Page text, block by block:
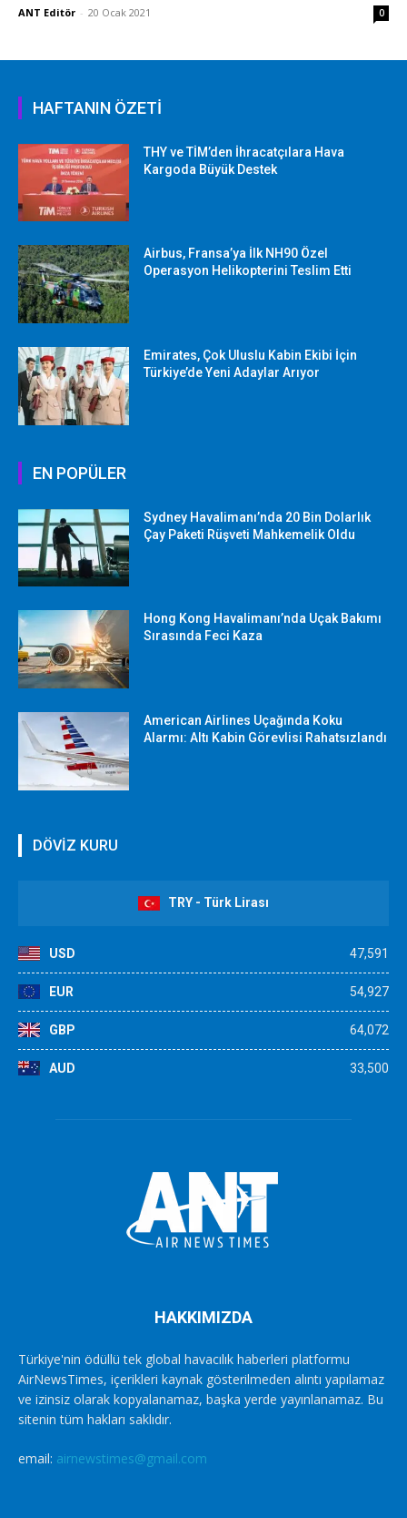
ANT Editör - 20 Ocak 2021 0
HAFTANIN ÖZETİ
THY ve TİM’den İhracatçılara Hava
Kargoda Büyük Destek
Airbus, Fransa’ya İlk NH90 Özel
Operasyon Helikopterini Teslim Etti
Emirates, Çok Uluslu Kabin Ekibi İçin
Türkiye’de Yeni Adaylar Arıyor
EN POPÜLER
Sydney Havalimanı’nda 20 Bin Dolarlık
Çay Paketi Rüşveti Mahkemelik Oldu
Hong Kong Havalimanı’nda Uçak Bakımı
Sırasında Feci Kaza
American Airlines Uçağında Koku
Alarmı: Altı Kabin Görevlisi Rahatsızlandı
DÖVİZ KURU
TRY - Türk Lirası
USD 47,591
EUR 54,927
GBP 64,072
AUD 33,500
HAKKIMIZDA
Türkiye'nin ödüllü tek global havacılık haberleri platformu
AirNewsTimes, içerikleri kaynak gösterilmeden alıntı yapılamaz
ve izinsiz olarak kopyalanamaz, başka yerde yayınlanamaz. Bu
sitenin tüm hakları saklıdır.
email: airnewstimes@gmail.com